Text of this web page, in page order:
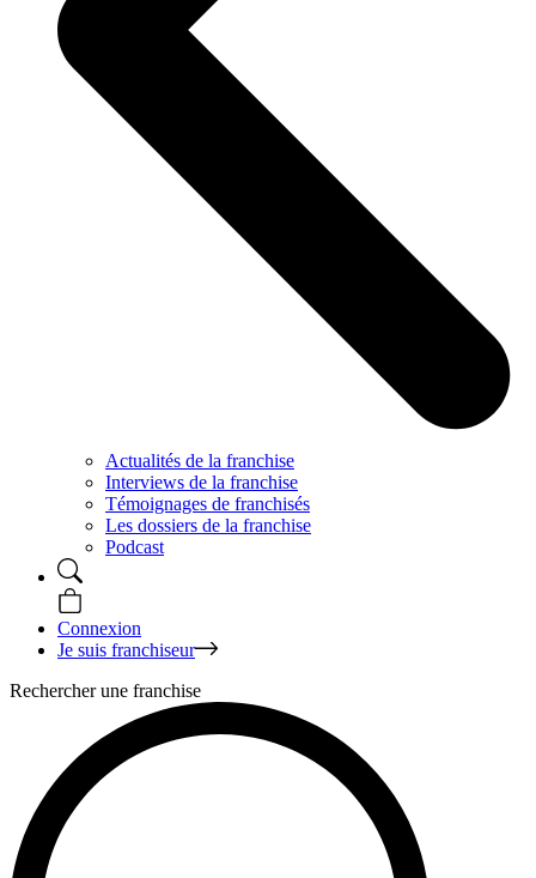
Actualités de la franchise
Interviews de la franchise
Témoignages de franchisés
Les dossiers de la franchise
Podcast
Connexion
Je suis franchiseur
Rechercher une franchise